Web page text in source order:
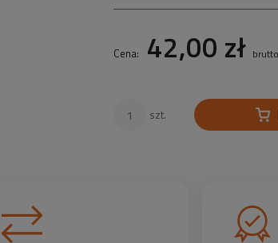
Cena: 42,00 zł brutto
szt.